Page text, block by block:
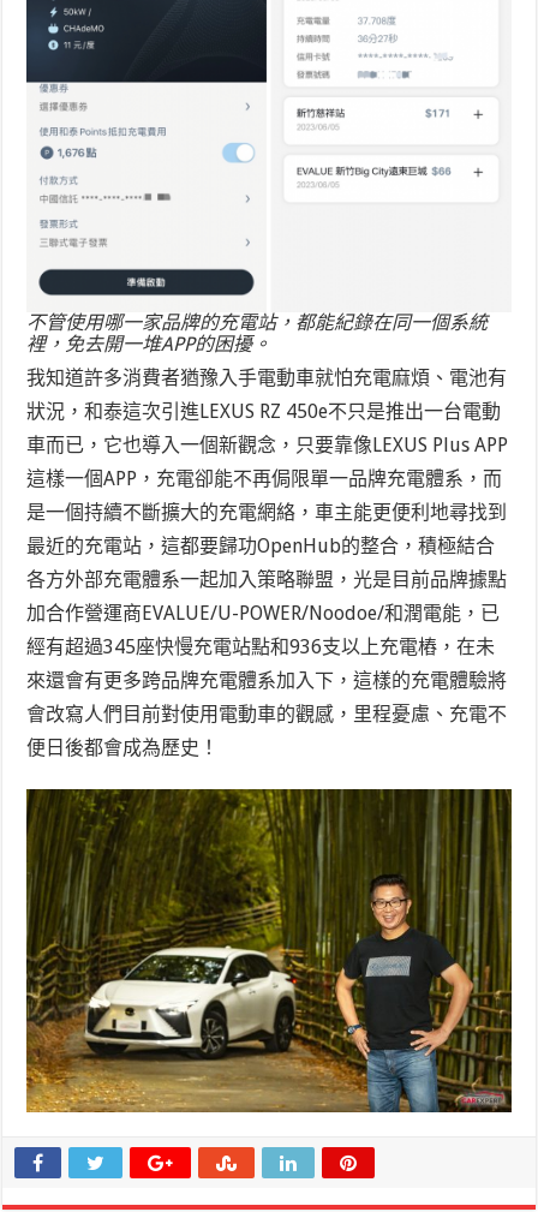
不管使用哪一家品牌的充電站，都能紀錄在同一個系統
裡，免去開一堆APP的困擾。
我知道許多消費者猶豫入手電動車就怕充電麻煩、電池有
狀況，和泰這次引進LEXUS RZ 450e不只是推出一台電動
車而已，它也導入一個新觀念，只要靠像LEXUS Plus APP
這樣一個APP，充電卻能不再侷限單一品牌充電體系，而
是一個持續不斷擴大的充電網絡，車主能更便利地尋找到
最近的充電站，這都要歸功OpenHub的整合，積極結合
各方外部充電體系一起加入策略聯盟，光是目前品牌據點
加合作營運商EVALUE/U-POWER/Noodoe/和潤電能，已
經有超過345座快慢充電站點和936支以上充電樁，在未
來還會有更多跨品牌充電體系加入下，這樣的充電體驗將
會改寫人們目前對使用電動車的觀感，里程憂慮、充電不
便日後都會成為歷史！